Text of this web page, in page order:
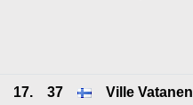
17. 37 Ville Vatanen